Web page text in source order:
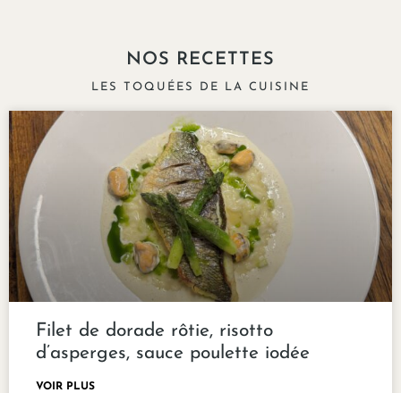
NOS RECETTES
LES TOQUÉES DE LA CUISINE
Filet de dorade rôtie, risotto
d’asperges, sauce poulette iodée
VOIR PLUS